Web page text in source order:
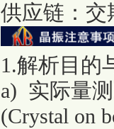
供应链：交
1.解析目的
a) 实际量
(Crystal on